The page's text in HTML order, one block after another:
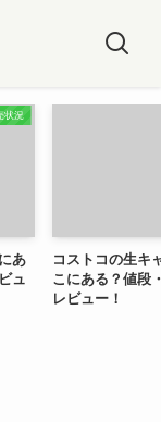
状況
あ
ュ
コストコの生キ
こにある？値段
レビュー！